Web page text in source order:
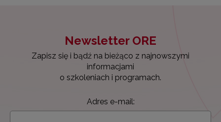
Newsletter ORE
Zapisz się i bądź na bieżąco z najnowszymi
informacjami
o szkoleniach i programach.
Adres e-mail: